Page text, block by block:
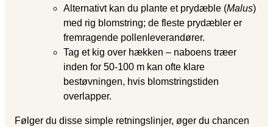
Alternativt kan du plante et prydæble (Malus)
med rig blomstring; de fleste prydæbler er
fremragende pollen­leverandører.
Tag et kig over hækken – naboens træer
inden for 50-100 m kan ofte klare
bestøvningen, hvis blomstringstiden
overlapper.
Følger du disse simple retningslinjer, øger du chancen